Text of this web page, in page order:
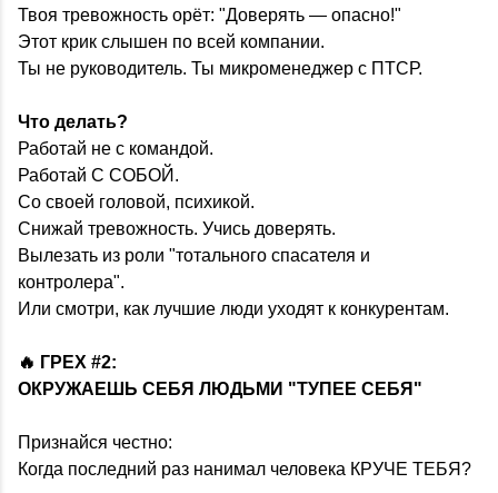
Твоя тревожность орёт: "Доверять — опасно!"
Этот крик слышен по всей компании.
Ты не руководитель. Ты микроменеджер с ПТСР.
Что делать?
Работай не с командой.
Работай С СОБОЙ.
Со своей головой, психикой.
Снижай тревожность. Учись доверять.
Вылезать из роли "тотального спасателя и
контролера".
Или смотри, как лучшие люди уходят к конкурентам.
🔥 ГРЕХ #2:
ОКРУЖАЕШЬ СЕБЯ ЛЮДЬМИ "ТУПЕЕ СЕБЯ"
Признайся честно:
Когда последний раз нанимал человека КРУЧЕ ТЕБЯ?